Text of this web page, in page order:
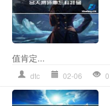
值肯定...
dtc 02-06 0